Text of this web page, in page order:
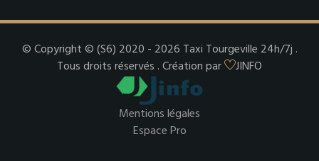
© Copyright © (S6) 2020 - 2026 Taxi Tourgeville 24h/7j .
Tous droits réservés . Création par
JINFO
Mentions légales
Espace Pro